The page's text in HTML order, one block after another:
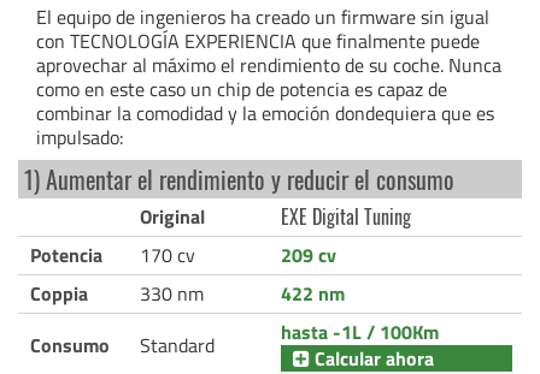
El equipo de ingenieros ha creado un firmware sin igual
con TECNOLOGÍA EXPERIENCIA que finalmente puede
aprovechar al máximo el rendimiento de su coche. Nunca
como en este caso un chip de potencia es capaz de
combinar la comodidad y la emoción dondequiera que es
impulsado:
1) Aumentar el rendimiento y reducir el consumo
Original
EXE Digital Tuning
Potencia
170 cv
209 cv
Coppia
330 nm
422 nm
Consumo
Standard
hasta -1L / 100Km
Calcular ahora